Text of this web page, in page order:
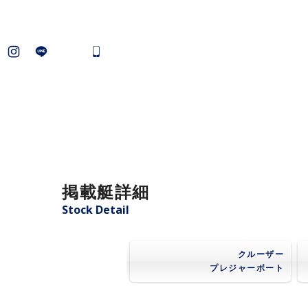
掲載艇詳細
Stock Detail
クルーザー
プレジャーボート